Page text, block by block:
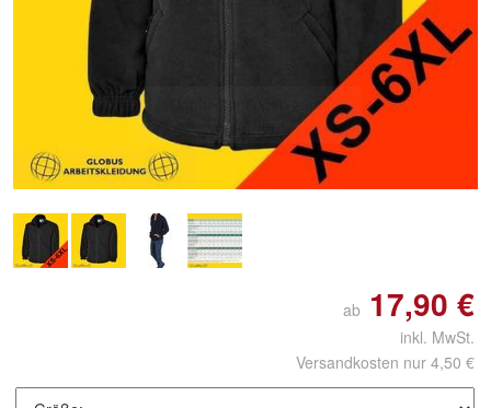
Doppelt antippen zum
vergrößern
ab 17,90 €
inkl. MwSt.
Versandkosten nur 4,50 €